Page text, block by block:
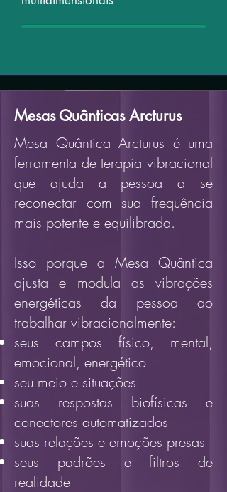
Mesas Quânticas Arcturus
Mesa Quântica Arcturus é uma
ferramenta de terapia vibracional
que ajuda a pessoa a se
reconectar com sua frequência
mais potente e equilibrada.
Isso porque a Mesa Quântica
ajusta e modula as vibrações
energéticas da pessoa ao
trabalhar vibracionalmente:
seus campos físico, mental,
emocional, energético
seu meio e situações
suas respostas biofísicas e
conectores automatizados
suas relações e emoções presas
seus padrões e filtros de
realidade